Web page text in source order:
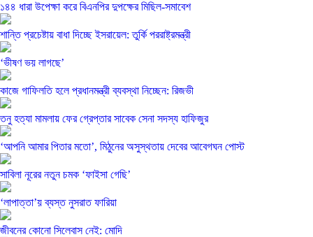
১৪৪ ধারা উপেক্ষা করে বিএনপির দুপক্ষের মিছিল-সমাবেশ
শান্তি প্রচেষ্টায় বাধা দিচ্ছে ইসরায়েল: তুর্কি পররাষ্ট্রমন্ত্রী
‘ভীষণ ভয় লাগছে’
কাজে গাফিলতি হলে প্রধানমন্ত্রী ব্যবস্থা নিচ্ছেন: রিজভী
তনু হত্যা মামলায় ফের গ্রেপ্তার সাবেক সেনা সদস্য হাফিজুর
‘আপনি আমার পিতার মতো’, মিঠুনের অসুস্থতায় দেবের আবেগঘন পোস্ট
সাবিলা নূরের নতুন চমক ‘ফাইসা গেছি’
‘লাপাত্তা’য় ব্যস্ত নুসরাত ফারিয়া
জীবনের কোনো সিলেবাস নেই: মোদি